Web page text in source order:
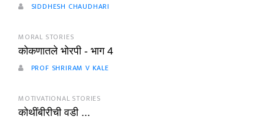
SIDDHESH CHAUDHARI
MORAL STORIES
कोकणातले भोरपी - भाग 4
PROF SHRIRAM V KALE
MOTIVATIONAL STORIES
कोथींबीरीची वडी ...